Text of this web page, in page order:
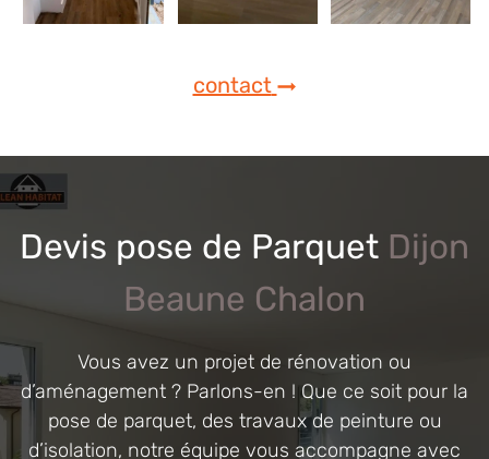
contact
Devis pose de Parquet Dijon
Beaune Chalon
Vous avez un projet de rénovation ou
d’aménagement ? Parlons-en ! Que ce soit pour la
pose de parquet, des travaux de peinture ou
d’isolation, notre équipe vous accompagne avec